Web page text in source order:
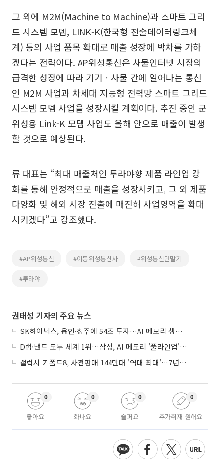
그 외에 M2M(Machine to Machine)과 스마트 그리
드 시스템 모뎀, LINK-K(한국형 전술데이터링크체
계) 등의 사업 품목 확대로 매출 성장에 박차를 가하
겠다는 전략이다. AP위성통신은 사물인터넷 시장의
급격한 성장에 따라 기기ㆍ사물 간에 일어나는 통신
인 M2M 사업과 차세대 지능형 전력망 스마트 그리드
시스템 모뎀 사업을 성장시킬 계획이다. 추진 중인 군
위성용 Link-K 모뎀 사업도 올해 안으로 매출이 발생
할 것으로 예상된다.
류 대표는 “최대 매출처인 투라야향 제품 라인업 강
화를 통해 안정적으로 매출을 성장시키고, 그 외 제품
다양화 및 해외 시장 진출에 매진해 사업영역을 확대
시키겠다”고 강조했다.
#AP위성통신 #이동위성통신사 #위성통신단말기
#투라야
권태성 기자의 주요 뉴스
SK하이닉스, 용인·청주에 54조 투자…AI 메모리 생산기지 키운다
D램·낸드 모두 세계 1위…삼성, AI 메모리 '풀라인업'으로 승부
갤럭시 Z 폴드8, 사전판매 144만대 '역대 최대'…7년만에 갤노트10 기록 넘어
좋아요
0
화나요
0
슬퍼요
0
추가취재 원해요
0